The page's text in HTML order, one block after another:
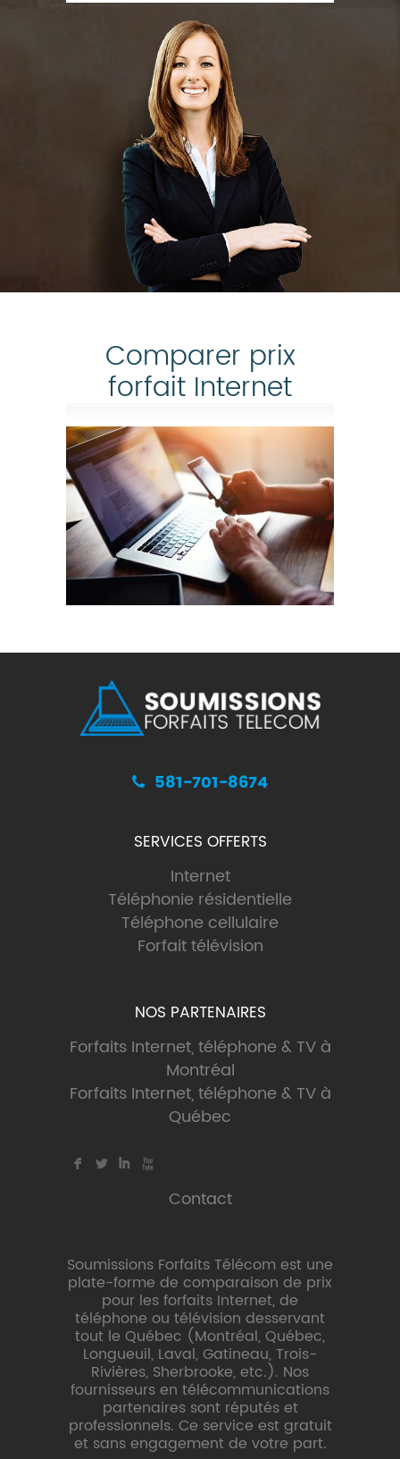
Comparer prix
forfait Internet
581-701-8674
SERVICES OFFERTS
Internet
Téléphonie résidentielle
Téléphone cellulaire
Forfait télévision
NOS PARTENAIRES
Forfaits Internet, téléphone & TV à
Montréal
Forfaits Internet, téléphone & TV à
Québec
F L I X
Contact
Soumissions Forfaits Télécom est une
plate-forme de comparaison de prix
pour les forfaits Internet, de
téléphone ou télévision desservant
tout le Québec (Montréal, Québec,
Longueuil, Laval, Gatineau, Trois-
Rivières, Sherbrooke, etc.). Nos
fournisseurs en télécommunications
partenaires sont réputés et
professionnels. Ce service est gratuit
et sans engagement de votre part.